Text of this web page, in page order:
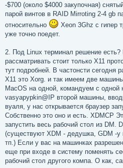
-$700 (около $4000 закупочная)
парой винтов в RAID Mirroting 2-4 gb
относительно
Xeon 3Ghz с гипер
уже точно поедет.
2. Под Linux терминал решение
рассматривать стоит только X11
тут подробней. В частонсти сегодня
X11 это Xorg. и так имеем две
MacOS на одной, командуем с одной
vasyapypkin@IP второй машины,
вуаля, у нас открывается браузер
Собственно это оно и есть. XDMCP
запустить весь рабочий стол из DM.
(существуют XDM - дедушка, GDM -у
тп.) Если у вас на машинках
еще при входе в систему поменять
рабочий стол другого компа. О как,